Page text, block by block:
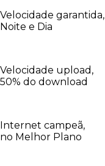
Velocidade garantida,
Noite e Dia
Velocidade upload,
50% do download
Internet campeã,
no Melhor Plano